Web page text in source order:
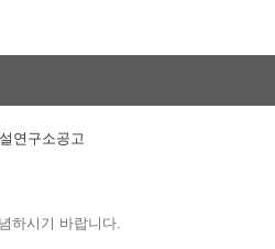
연구소공고
하시기 바랍니다.